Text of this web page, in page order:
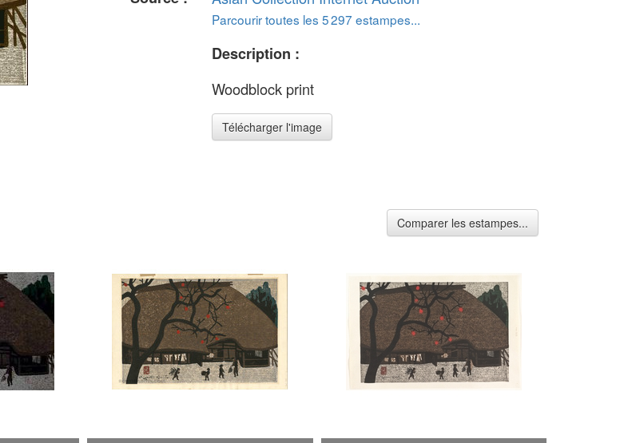
Parcourir toutes les 5 297 estampes...
Description :
Woodblock print
Télécharger l'image
Comparer les estampes...